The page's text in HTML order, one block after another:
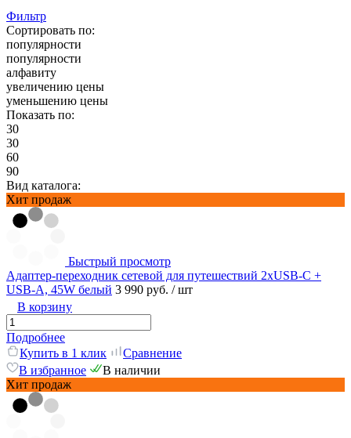
Фильтр
Сортировать по:
популярности
популярности
алфавиту
увеличению цены
уменьшению цены
Показать по:
30
30
60
90
Вид каталога:
Хит продаж
Быстрый просмотр
Адаптер-переходник сетевой для путешествий 2хUSB-С +
USB-A, 45W белый 3 990 руб. / шт
В корзину
Подробнее
Купить в 1 клик
Сравнение
В избранное
В наличии
Хит продаж